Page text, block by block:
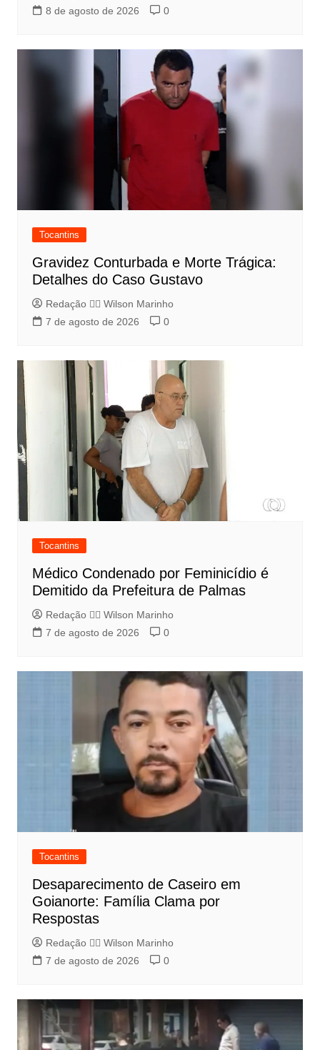
8 de agosto de 2026
0
Tocantins
Gravidez Conturbada e Morte Trágica:
Detalhes do Caso Gustavo
Redação 👨‍⚖️​ Wilson Marinho
7 de agosto de 2026
0
Tocantins
Médico Condenado por Feminicídio é
Demitido da Prefeitura de Palmas
Redação 👨‍⚖️​ Wilson Marinho
7 de agosto de 2026
0
Tocantins
Desaparecimento de Caseiro em
Goianorte: Família Clama por
Respostas
Redação 👨‍⚖️​ Wilson Marinho
7 de agosto de 2026
0